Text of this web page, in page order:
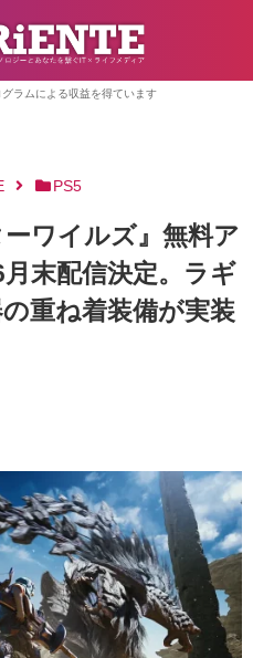
ラムによる収益を得ています
PS5
ーワイルズ』無料ア
末配信決定。ラギ
重ね着装備が実装